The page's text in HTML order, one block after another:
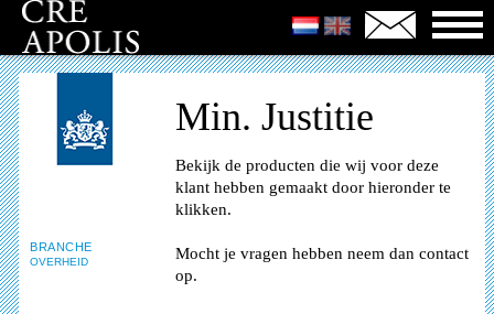
BRANCHE
OVERHEID
Min. Justitie
Bekijk de producten die wij voor deze
klant hebben gemaakt door hieronder te
klikken.
Mocht je vragen hebben neem dan contact
op.